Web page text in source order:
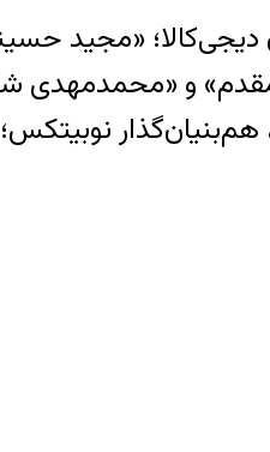
«مجید
و «محمدمهدی
هم‌بنیان‌گذار